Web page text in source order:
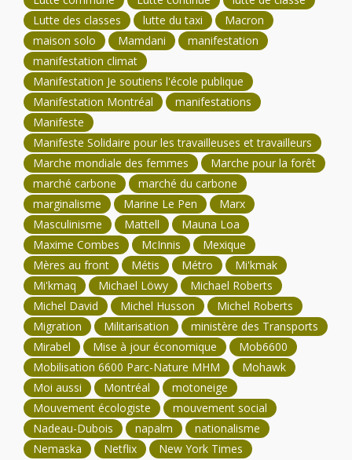
Lutte des classes
lutte du taxi
Macron
maison solo
Mamdani
manifestation
manifestation climat
Manifestation Je soutiens l'école publique
Manifestation Montréal
manifestations
Manifeste
Manifeste Solidaire pour les travailleuses et travailleurs
Marche mondiale des femmes
Marche pour la forêt
marché carbone
marché du carbone
marginalisme
Marine Le Pen
Marx
Masculinisme
Mattell
Mauna Loa
Maxime Combes
McInnis
Mexique
Mères au front
Métis Métro
Mi'kmak
Mi'kmaq
Michael Löwy
Michael Roberts
Michel David
Michel Husson
Michel Roberts
Migration
Militarisation
ministère des Transports
Mirabel
Mise à jour économique
Mob6600
Mobilisation 6600 Parc-Nature MHM
Mohawk
Moi aussi
Montréal
motoneige
Mouvement écologiste
mouvement social
Nadeau-Dubois
napalm
nationalisme
Nemaska
Netflix
New York Times